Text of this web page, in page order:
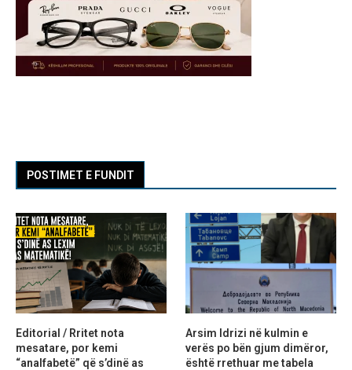
POSTIMET E FUNDIT
Editorial / Rritet nota
mesatare, por kemi
“analfabetë” që s’dinë as
Arsim Idrizi në kulmin e
verës po bën gjum dimëror,
është rrethuar me tabela